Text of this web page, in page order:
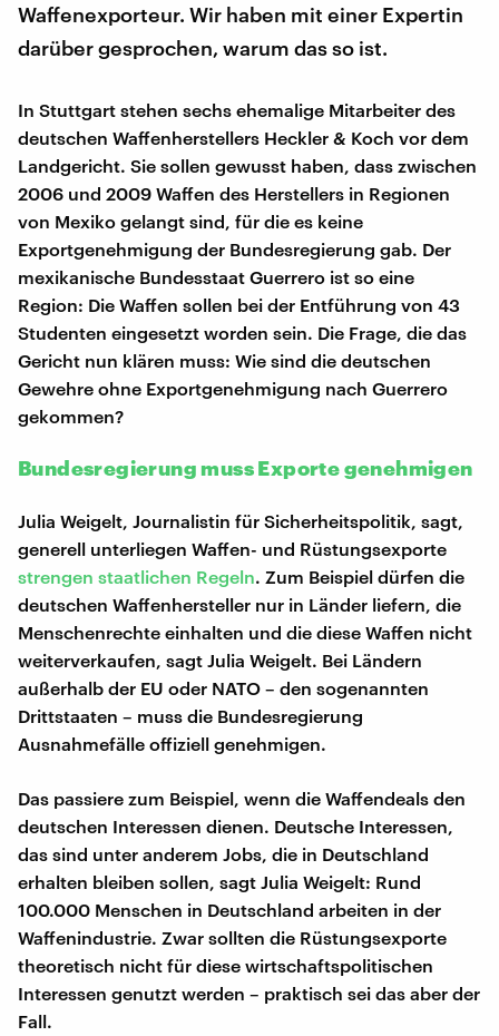
Waffenexporteur. Wir haben mit einer Expertin
darüber gesprochen, warum das so ist.
In Stuttgart stehen sechs ehemalige Mitarbeiter des
deutschen Waffenherstellers Heckler & Koch vor dem
Landgericht. Sie sollen gewusst haben, dass zwischen
2006 und 2009 Waffen des Herstellers in Regionen
von Mexiko gelangt sind, für die es keine
Exportgenehmigung der Bundesregierung gab. Der
mexikanische Bundesstaat Guerrero ist so eine
Region: Die Waffen sollen bei der Entführung von 43
Studenten eingesetzt worden sein. Die Frage, die das
Gericht nun klären muss: Wie sind die deutschen
Gewehre ohne Exportgenehmigung nach Guerrero
gekommen?
Bundesregierung muss Exporte genehmigen
Julia Weigelt, Journalistin für Sicherheitspolitik, sagt,
generell unterliegen Waffen- und Rüstungsexporte
strengen staatlichen Regeln. Zum Beispiel dürfen die
deutschen Waffenhersteller nur in Länder liefern, die
Menschenrechte einhalten und die diese Waffen nicht
weiterverkaufen, sagt Julia Weigelt. Bei Ländern
außerhalb der EU oder NATO – den sogenannten
Drittstaaten – muss die Bundesregierung
Ausnahmefälle offiziell genehmigen.
Das passiere zum Beispiel, wenn die Waffendeals den
deutschen Interessen dienen. Deutsche Interessen,
das sind unter anderem Jobs, die in Deutschland
erhalten bleiben sollen, sagt Julia Weigelt: Rund
100.000 Menschen in Deutschland arbeiten in der
Waffenindustrie. Zwar sollten die Rüstungsexporte
theoretisch nicht für diese wirtschaftspolitischen
Interessen genutzt werden – praktisch sei das aber der
Fall.